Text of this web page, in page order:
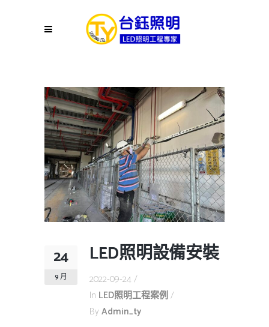
24
9 月
LED照明設備安裝
2022-09-24
In LED照明工程案例
By Admin_ty